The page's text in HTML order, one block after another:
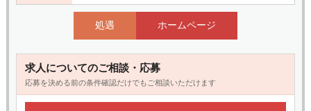
処遇 ホームページ
求人についてのご相談・応募
応募を決める前の条件確認だけでもご相談いただけます